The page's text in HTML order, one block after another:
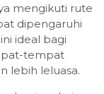
mengikuti rute
dipengaruhi
ideal bagi
tempat
lebih leluasa.